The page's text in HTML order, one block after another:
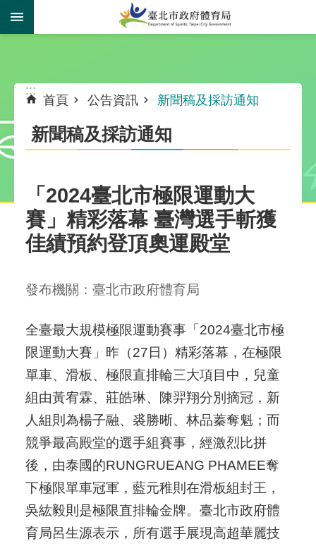
跳到主要內容區塊
:::
首頁 公告資訊 新聞稿及採訪通知
新聞稿及採訪通知
「2024臺北市極限運動大
賽」精彩落幕 臺灣選手斬獲
佳績預約登頂奧運殿堂
發布機關：臺北市政府體育局
全臺最大規模極限運動賽事「2024臺北市極
限運動大賽」昨（27日）精彩落幕，在極限
單車、滑板、極限直排輪三大項目中，兒童
組由黃宥霖、莊皓琳、陳羿翔分別摘冠，新
人組則為楊子融、裘勝晰、林品蓁奪魁；而
競爭最高殿堂的選手組賽事，經激烈比拼
後，由泰國的RUNGRUEANG PHAMEE奪
下極限單車冠軍，藍元稚則在滑板組封王，
吳紘毅則是極限直排輪金牌。臺北市政府體
育局呂生源表示，所有選手展現高超華麗技